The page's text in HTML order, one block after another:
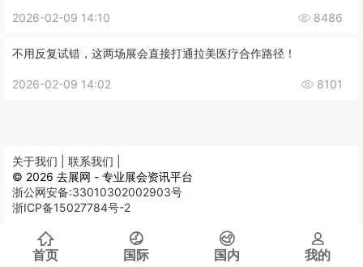
2026-02-09 14:10 8486
不用反复试错，这两场展会直接打通拉美医疗合作路径！
2026-02-09 14:02 8101
首页 国际 国内 我的
关于我们 | 联系我们 |
© 2026 去展网 - 专业展会资讯平台
浙公网安备:33010302002903号
浙ICP备15027784号-2